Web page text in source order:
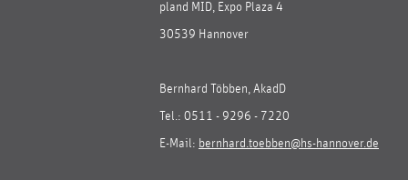
pland MID, Expo Plaza 4
30539 Hannover
Bernhard Többen, AkadD
Tel.: 0511 - 9296 - 7220
E-Mail: bernhard.toebben@hs-hannover.de